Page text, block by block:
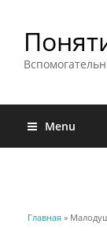
Menu
Вы здесь
Главная »